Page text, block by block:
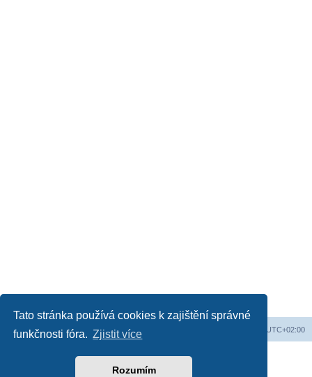
Tato stránka používá cookies k zajištění správné
funkčnosti fóra. Zjistit více
Rozumím
Obsah fóra UTC+02:00
Český překlad –